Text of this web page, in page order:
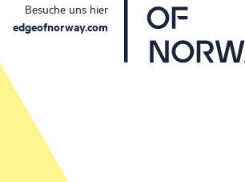
Besuche uns hier
edgeofnorway.com